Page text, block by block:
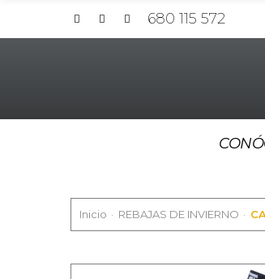
680 115 572
Inicio REBAJAS DE INVIERNO